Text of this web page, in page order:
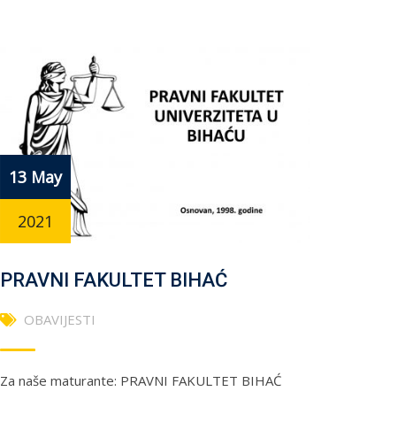
13 May
2021
PRAVNI FAKULTET BIHAĆ
OBAVIJESTI
Za naše maturante: PRAVNI FAKULTET BIHAĆ